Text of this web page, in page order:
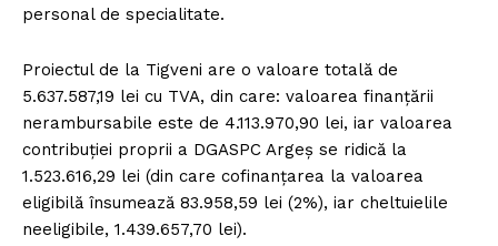
Contact
personal de specialitate.
Proiectul de la Tigveni are o valoare totală de
5.637.587,19 lei cu TVA, din care: valoarea finanțării
nerambursabile este de 4.113.970,90 lei, iar valoarea
contribuției proprii a DGASPC Argeș se ridică la
1.523.616,29 lei (din care cofinanțarea la valoarea
eligibilă însumează 83.958,59 lei (2%), iar cheltuielile
neeligibile, 1.439.657,70 lei).